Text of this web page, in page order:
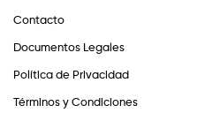
Contacto
Documentos Legales
Política de Privacidad
Términos y Condiciones